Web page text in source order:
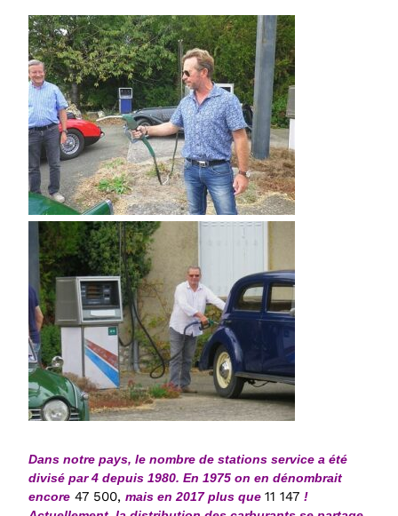
Dans notre pays, le nombre de stations service a été
divisé par 4 depuis 1980. En 1975 on en dénombrait
encore 47 500, mais en 2017 plus que 11 147 !